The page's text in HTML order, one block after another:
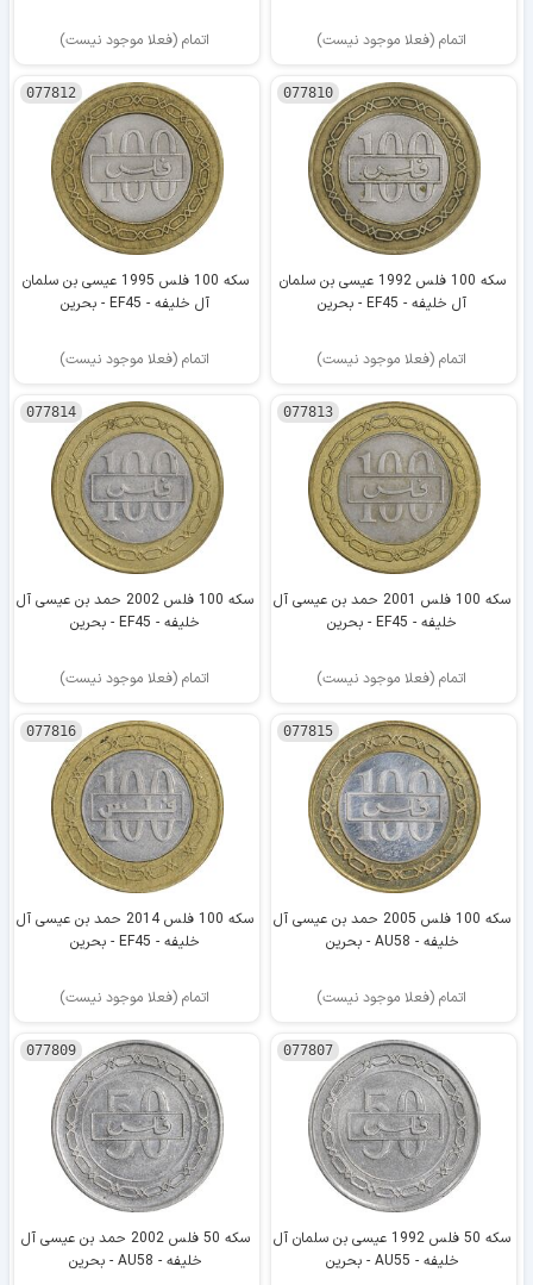
اتمام (فعلا موجود نیست) اتمام (فعلا موجود نیست)
077810
سکه 100 فلس 1992 عیسی بن سلمان
آل خلیفه - EF45 - بحرین
اتمام (فعلا موجود نیست)
077812
سکه 100 فلس 1995 عیسی بن سلمان
آل خلیفه - EF45 - بحرین
اتمام (فعلا موجود نیست)
077813
سکه 100 فلس 2001 حمد بن عیسی آل
خلیفه - EF45 - بحرین
اتمام (فعلا موجود نیست)
077814
سکه 100 فلس 2002 حمد بن عیسی آل
خلیفه - EF45 - بحرین
اتمام (فعلا موجود نیست)
077815
سکه 100 فلس 2005 حمد بن عیسی آل
خلیفه - AU58 - بحرین
اتمام (فعلا موجود نیست)
077816
سکه 100 فلس 2014 حمد بن عیسی آل
خلیفه - EF45 - بحرین
اتمام (فعلا موجود نیست)
077807
سکه 50 فلس 1992 عیسی بن سلمان آل
خلیفه - AU55 - بحرین
077809
سکه 50 فلس 2002 حمد بن عیسی آل
خلیفه - AU58 - بحرین